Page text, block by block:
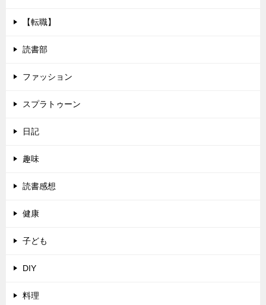
【転職】
読書部
ファッション
スプラトゥーン
日記
趣味
読書感想
健康
子ども
DIY
料理